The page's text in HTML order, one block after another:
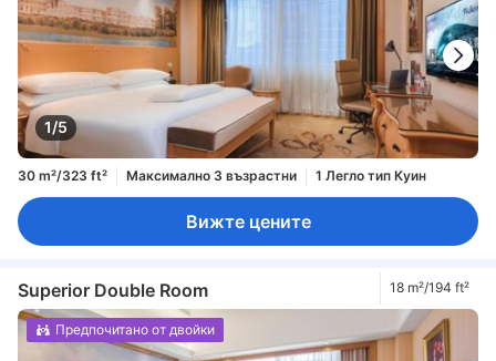
1/5
30 m²/323 ft² Максимално 3 възрастни 1 Легло тип Куин
Вижте цените
Superior Double Room 18 m²/194 ft²
Предпочитано от двойки